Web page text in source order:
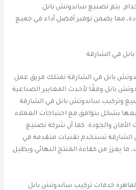
يتم تصنيع ساندوتش بانل
مما يضمن توفير أفضل أداء في جميع
في الشارقة
بانل في الشارقة تمتلك فريق عمل
بانل وفقًا لأحدث المعايير الصناعية
وتركيب ساندوتش بانل في الشارقة
بشكل يتوافق مع احتياجات العملاء
والجودة. كما أن شركة تصنيع
الشارقة تستخدم تقنيات متقدمة في
ما يعزز من كفاءة المنتج النهائي ويطيل
خدمات تركيب ساندوتش بانل